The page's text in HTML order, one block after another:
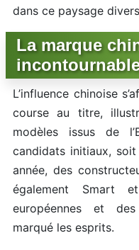
dans ce paysage
La marque
L’influence chinoise
course au titre,
modèles issus de
candidats initiaux,
année, des
également Smart
européennes et
marqué les esprits.